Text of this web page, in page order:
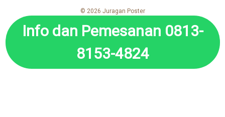
© 2026 Juragan Poster
Info dan Pemesanan 0813-
8153-4824